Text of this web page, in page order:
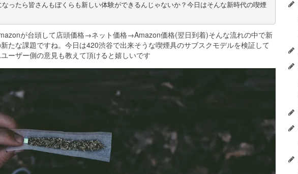
ったら皆さんもぼくらも新しい体験ができるんじゃないか？今日はそんな新時代の喫煙
が台頭して店頭価格→ネット価格→Amazon価格(翌日到着)そんな流れの中で新
たな課題ですね。今日は420渋谷で出来そうな喫煙具のサブスクモデルを検証して
ーザー側の意見も教えて頂けると嬉しいです